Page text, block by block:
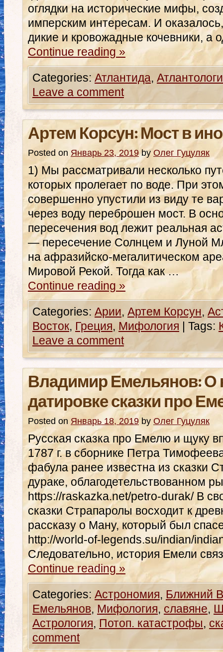
оглядки на исторические мифы,
имперским интересам. И
дикие и кровожадные кочевники, а
Continue reading »
Categories: Атлантида,
Leave a comment
Артем Корсун: Мост в
Posted on Январь 23, 2019 by Олег Гуцуляк
1) Мы рассматривали несколько
которых пролегает по воде. При
совершенно упустили из виду те
через воду переброшен мост. В
пересечения вод лежит реальная
— пересечение Солнцем и Луной
на афразийско-мегалитическом
Мировой Рекой. Тогда как …
Continue reading »
Categories: Арии, Артем Корсун,
Восток, Греция, Мифология | Tags:
Leave a comment
Владимир Емельянов: О
датировке сказки про
Posted on Январь 18, 2019 by Олег Гуцуляк
Русская сказка про Емелю и щуку
1787 г. в сборнике Петра
фабула ранее известна из сказки
дураке, облагодетельствованном
https://raskazka.net/petro-durak/ В
сказки Страпаролы восходит к
рассказу о Ману, который был
http://world-of-legends.su/indian/
Следовательно, история Емели
Continue reading »
Categories: Астрономия, Ближний
Емельянов, Мифология, славяне,
Астрология,Потоп. катастрофы,
comment